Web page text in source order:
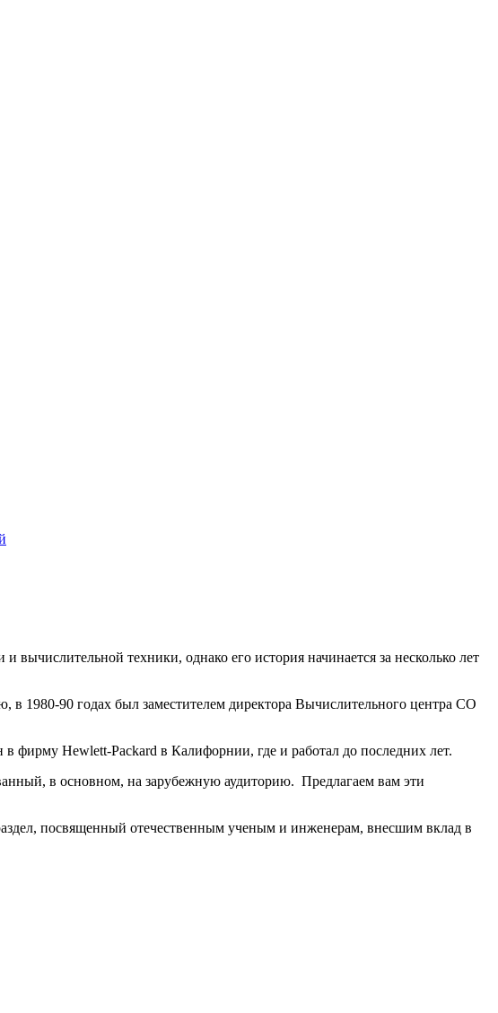
техники, однако его история начинается за несколько лет
90 годах был заместителем директора Вычислительного центра СО
Hewlett-Packard в Калифорнии, где и работал до последних лет.
в основном, на зарубежную аудиторию. Предлагаем вам эти
посвященный отечественным ученым и инженерам, внесшим вклад в